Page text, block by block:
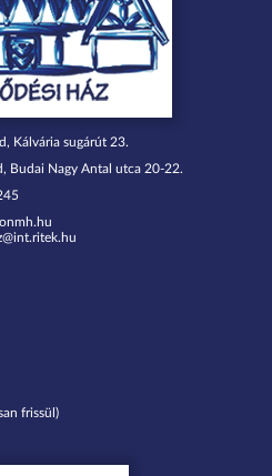
Kálvária sugárút 23.
Budai Nagy Antal utca 20-22.
frissül)